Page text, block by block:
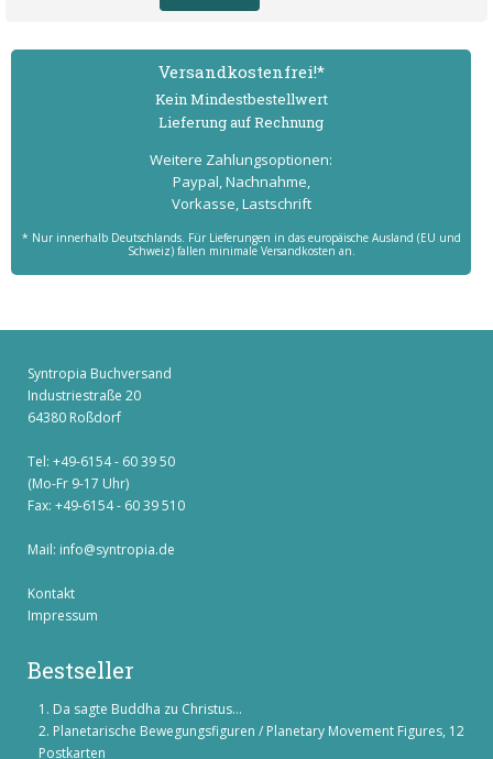
Versand­kostenfrei!*
Kein Mindest­bestell­wert
Lieferung auf Rechnung
Weitere Zahlungs­optionen:
Paypal, Nachnahme,
Vorkasse, Lastschrift
* Nur innerhalb Deutschlands. Für Lieferungen in das europäische Ausland (EU und
Schweiz) fallen minimale Versandkosten an.
Syntropia Buchversand
Industriestraße 20
64380 Roßdorf
Tel: +49-6154 - 60 39 50
(Mo-Fr 9-17 Uhr)
Fax: +49-6154 - 60 39 510
Mail: info@syntropia.de
Kontakt
Impressum
Bestseller
Da sagte Buddha zu Christus...
Planetarische Bewegungsfiguren / Planetary Movement Figures, 12
Postkarten